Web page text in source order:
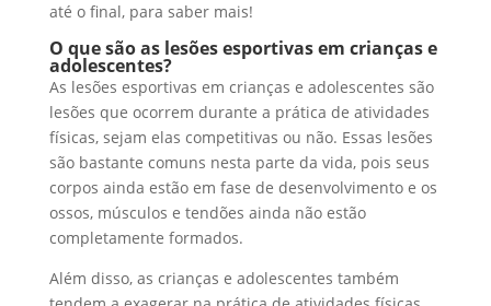
até o final, para saber mais!
O que são as lesões esportivas em crianças e
adolescentes?
As lesões esportivas em crianças e adolescentes são
lesões que ocorrem durante a prática de atividades
físicas, sejam elas competitivas ou não. Essas lesões
são bastante comuns nesta parte da vida, pois seus
corpos ainda estão em fase de desenvolvimento e os
ossos, músculos e tendões ainda não estão
completamente formados.
Além disso, as crianças e adolescentes também